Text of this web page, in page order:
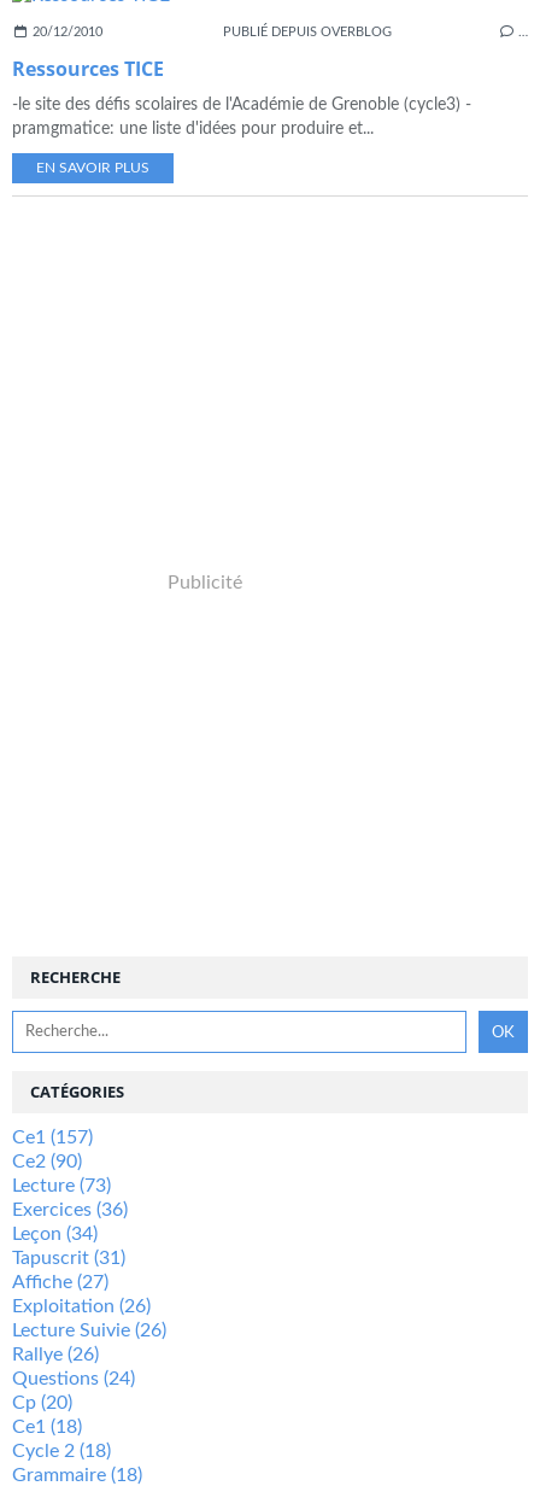
20/12/2010 PUBLIÉ DEPUIS OVERBLOG
Ressources TICE
-le site des défis scolaires de l'Académie de Grenoble (cycle3) -
pramgmatice: une liste d'idées pour produire et...
EN SAVOIR PLUS
Publicité
RECHERCHE
CATÉGORIES
Ce1 (157)
Ce2 (90)
Lecture (73)
Exercices (36)
Leçon (34)
Tapuscrit (31)
Affiche (27)
Exploitation (26)
Lecture Suivie (26)
Rallye (26)
Questions (24)
Cp (20)
Ce1 (18)
Cycle 2 (18)
Grammaire (18)